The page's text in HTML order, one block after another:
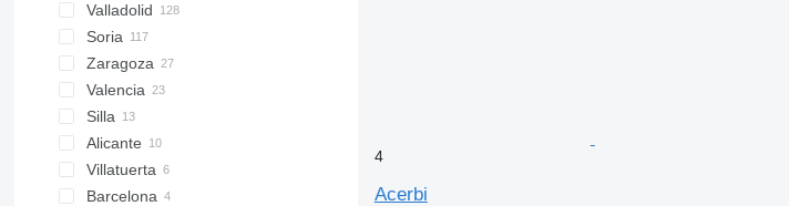
Valladolid
Soria
Zaragoza
Valencia
Silla
Alicante
Villatuerta
Barcelona
4
Acerbi